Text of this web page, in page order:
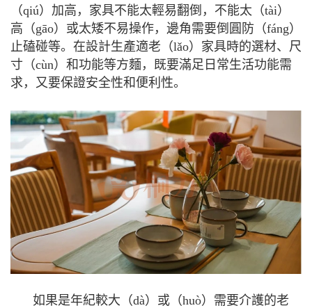
（qiú）加高，家具不能太輕易翻倒，不能太（tài）
高（gāo）或太矮不易操作，邊角需要倒圓防（fáng）
止磕碰等。在設計生產適老（lǎo）家具時的選材、尺
寸（cùn）和功能等方麵，既要滿足日常生活功能需
求，又要保證安全性和便利性。
如果是年紀較大（dà）或（huò）需要介護的老